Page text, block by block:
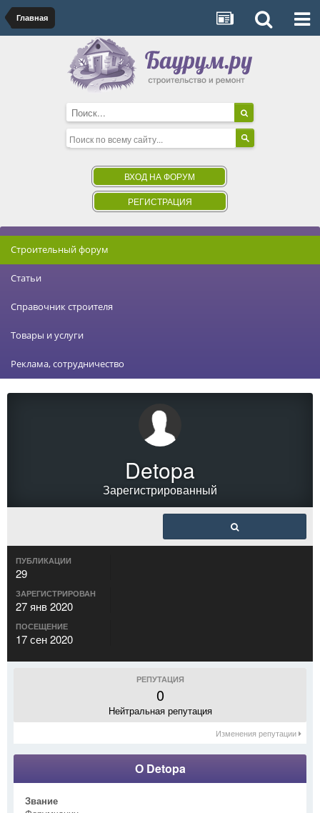
Главная
ВХОД НА ФОРУМ
РЕГИСТРАЦИЯ
Строительный форум
Статьи
Справочник строителя
Товары и услуги
Реклама, сотрудничество
Detopa
Зарегистрированный
ПУБЛИКАЦИИ
29
ЗАРЕГИСТРИРОВАН
27 янв 2020
ПОСЕЩЕНИЕ
17 сен 2020
РЕПУТАЦИЯ
0
Нейтральная репутация
Изменения репутации
О Detopa
Звание